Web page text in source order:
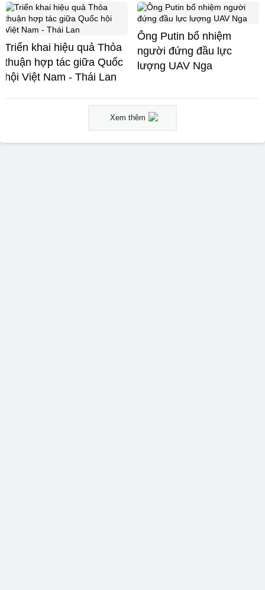
Triển khai hiệu quả Thỏa
thuận hợp tác giữa Quốc
hội Việt Nam - Thái Lan
Ông Putin bổ nhiệm
người đứng đầu lực
lượng UAV Nga
Xem thêm